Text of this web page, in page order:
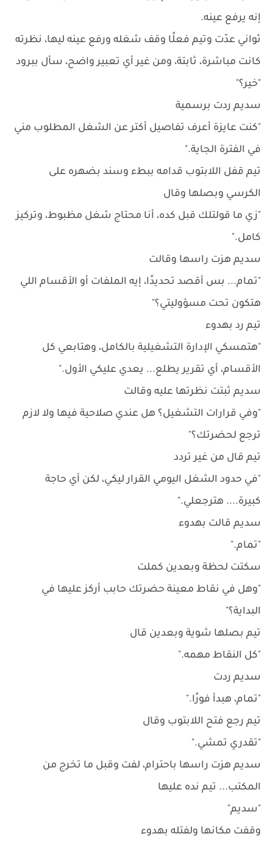
إنه يرفع عينه.
ثواني عدّت وتيم فعلًا وقف شغله ورفع عينه ليها، نظرته
كانت مباشرة، ثابتة، ومن غير أي تعبير واضح، سأل ببرود
"خير؟"
سديم ردت برسمية
"كنت عايزة أعرف تفاصيل أكتر عن الشغل المطلوب مني
في الفترة الجاية."
تيم قفل اللابتوب قدامه ببطء وسند بضهره على
الكرسي وبصلها وقال
"زي ما قولتلك قبل كده، أنا محتاج شغل مظبوط، وتركيز
كامل."
سديم هزت راسها وقالت
"تمام... بس أقصد تحديدًا، إيه الملفات أو الأقسام اللي
هتكون تحت مسؤوليتي؟"
تيم رد بهدوء
"هتمسكي الإدارة التشغيلية بالكامل، وهتابعي كل
الأقسام، أي تقرير يطلع... يعدي عليكي الأول."
سديم ثبتت نظرتها عليه وقالت
"وفي قرارات التشغيل؟ هل عندي صلاحية فيها ولا لازم
ترجع لحضرتك؟"
تيم قال من غير تردد
"في حدود الشغل اليومي القرار ليكي، لكن أي حاجة
كبيرة.... هترجعلي."
سديم قالت بهدوء
"تمام."
سكتت لحظة وبعدين كملت
"وهل في نقاط معينة حضرتك حابب أركز عليها في
البداية؟"
تيم بصلها شوية وبعدين قال
"كل النقاط مهمه."
سديم ردت
"تمام، هبدأ فورًا."
تيم رجع فتح اللابتوب وقال
"تقدري تمشي."
سديم هزت راسها باحترام، لفت وقبل ما تخرج من
المكتب... تيم نده عليها
"سديم"
وقفت مكانها ولفتله بهدوء